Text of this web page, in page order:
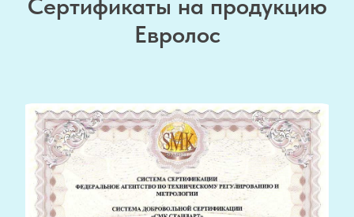
Сертификаты на продукцию
Евролос